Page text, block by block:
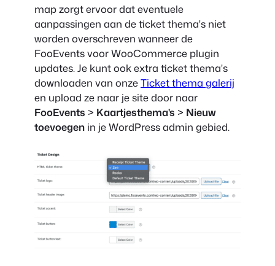
map zorgt ervoor dat eventuele
aanpassingen aan de ticket thema's niet
worden overschreven wanneer de
FooEvents voor WooCommerce plugin
updates. Je kunt ook extra ticket thema's
downloaden van onzeTicket thema galerij
en upload ze naar je site door naar
FooEvents > Kaartjesthema's > Nieuw
toevoegen in je WordPress admin gebied.